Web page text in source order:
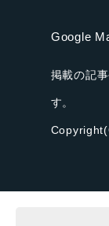
Google
掲載の記
す。